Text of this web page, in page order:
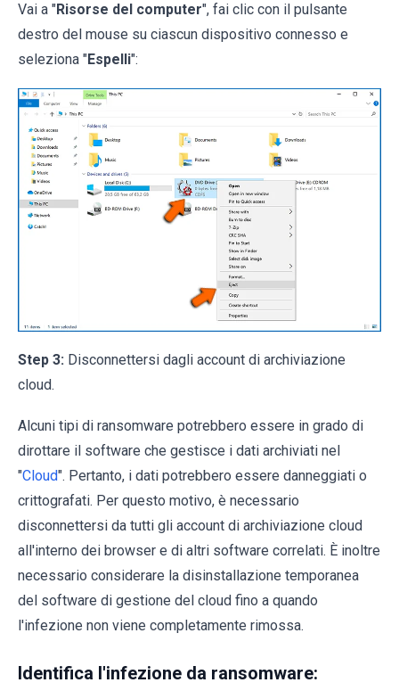
Vai a "Risorse del computer", fai clic con il pulsante
destro del mouse su ciascun dispositivo connesso e
seleziona "Espelli":
Step 3: Disconnettersi dagli account di archiviazione
cloud.
Alcuni tipi di ransomware potrebbero essere in grado di
dirottare il software che gestisce i dati archiviati nel
"Cloud". Pertanto, i dati potrebbero essere danneggiati o
crittografati. Per questo motivo, è necessario
disconnettersi da tutti gli account di archiviazione cloud
all'interno dei browser e di altri software correlati. È inoltre
necessario considerare la disinstallazione temporanea
del software di gestione del cloud fino a quando
l'infezione non viene completamente rimossa.
Identifica l'infezione da ransomware: